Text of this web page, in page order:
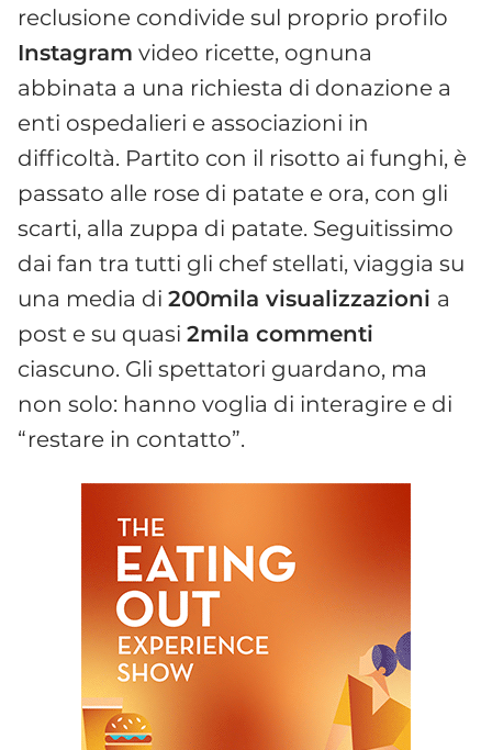
reclusione condivide sul proprio profilo
Instagram video ricette, ognuna
abbinata a una richiesta di donazione a
enti ospedalieri e associazioni in
difficoltà. Partito con il risotto ai funghi, è
passato alle rose di patate e ora, con gli
scarti, alla zuppa di patate. Seguitissimo
dai fan tra tutti gli chef stellati, viaggia su
una media di 200mila visualizzazioni a
post e su quasi 2mila commenti
ciascuno. Gli spettatori guardano, ma
non solo: hanno voglia di interagire e di
“restare in contatto”.